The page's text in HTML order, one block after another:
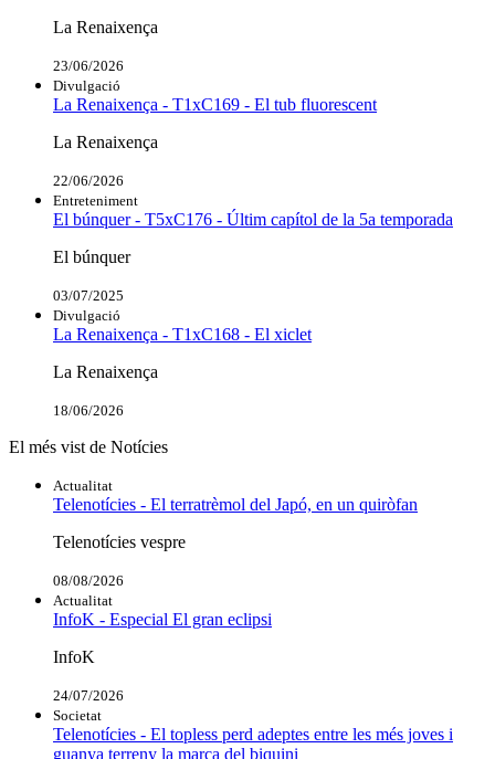
La Renaixença
23/06/2026
Divulgació
La Renaixença - T1xC169 - El tub fluorescent
La Renaixença
22/06/2026
Entreteniment
El búnquer - T5xC176 - Últim capítol de la 5a temporada
El búnquer
03/07/2025
Divulgació
La Renaixença - T1xC168 - El xiclet
La Renaixença
18/06/2026
El més vist de Notícies
Actualitat
Telenotícies - El terratrèmol del Japó, en un quiròfan
Telenotícies vespre
08/08/2026
Actualitat
InfoK - Especial El gran eclipsi
InfoK
24/07/2026
Societat
Telenotícies - El topless perd adeptes entre les més joves i
guanya terreny la marca del biquini